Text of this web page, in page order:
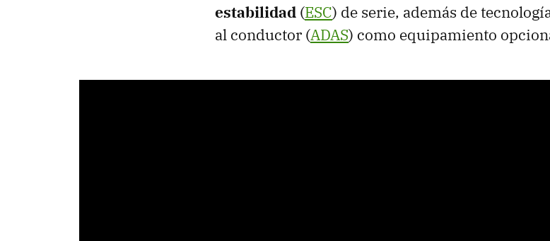
estabilidad (ESC) de serie, además de
al conductor (ADAS) como equipamiento